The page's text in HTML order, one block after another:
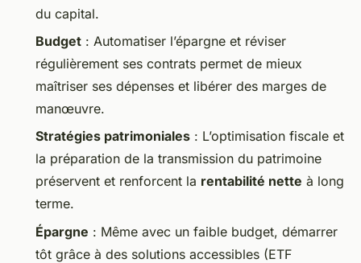
du capital.
Budget : Automatiser l’épargne et réviser
régulièrement ses contrats permet de mieux
maîtriser ses dépenses et libérer des marges de
manœuvre.
Stratégies patrimoniales : L’optimisation fiscale et
la préparation de la transmission du patrimoine
préservent et renforcent la rentabilité nette à long
terme.
Épargne : Même avec un faible budget, démarrer
tôt grâce à des solutions accessibles (ETF